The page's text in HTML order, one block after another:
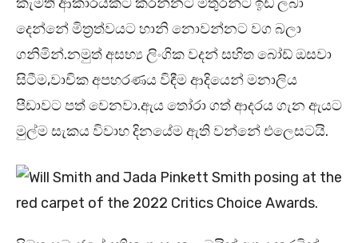
දෙන්නේ මිත්‍රත්වයට හානි නොවන්නට වග බලා
ගනිමින්.නමුත් අසභ්‍ය ලිංගික වදන් සහිත බෝඩ් ඔසවා
සිටීම,වාචික අපහරණය විඳීම ආදියෙන් මනාලිය
පීඩාවට පත් වෙනවා.ඇය තෝරා ගත් ආදරය ගැන ඇයට
මුල්ම සැකය විවාහ දිනයේම ඇති වන්නේ එලෙසටයි.